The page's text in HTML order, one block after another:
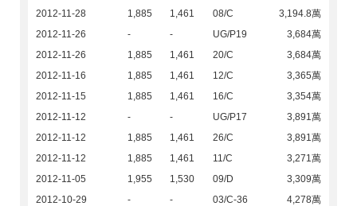
2012-11-28
1,885 1,461 08/C
3,194.8萬
2012-11-26
- - UG/P19
3,684萬
2012-11-26
1,885 1,461 20/C
3,684萬
2012-11-16
1,885 1,461 12/C
3,365萬
2012-11-15
1,885 1,461 16/C
3,354萬
2012-11-12
- - UG/P17
3,891萬
2012-11-12
1,885 1,461 26/C
3,891萬
2012-11-12
1,885 1,461 11/C
3,271萬
2012-11-05
1,955 1,530 09/D
3,309萬
2012-10-29
- - 03/C-36 4,278萬